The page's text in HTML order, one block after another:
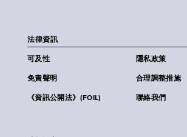
法律資訊
可及性 隱私政策
免責聲明 合理調整措施
《資訊公開法》(FOIL) 聯絡我們